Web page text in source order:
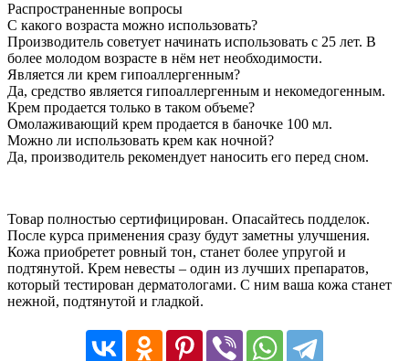
Распространенные вопросы
С какого возраста можно использовать?
Производитель советует начинать использовать с 25 лет. В
более молодом возрасте в нём нет необходимости.
Является ли крем гипоаллергенным?
Да, средство является гипоаллергенным и некомедогенным.
Крем продается только в таком объеме?
Омолаживающий крем продается в баночке 100 мл.
Можно ли использовать крем как ночной?
Да, производитель рекомендует наносить его перед сном.
Товар полностью сертифицирован. Опасайтесь подделок.
После курса применения сразу будут заметны улучшения.
Кожа приобретет ровный тон, станет более упругой и
подтянутой. Крем невесты – один из лучших препаратов,
который тестирован дерматологами. С ним ваша кожа станет
нежной, подтянутой и гладкой.